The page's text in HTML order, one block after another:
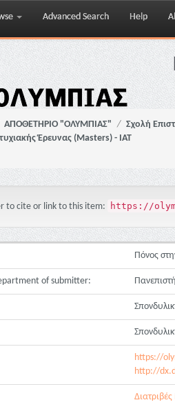
Advanced Search Help
ΑΠΟΘΕΤΗΡΙΟ "ΟΛΥΜΠΙΑΣ" Σχολή
Έρευνας (Masters) - ΙΑΤ
to cite or link to this item: https://
Πόνος
of submitter:
https://
http://